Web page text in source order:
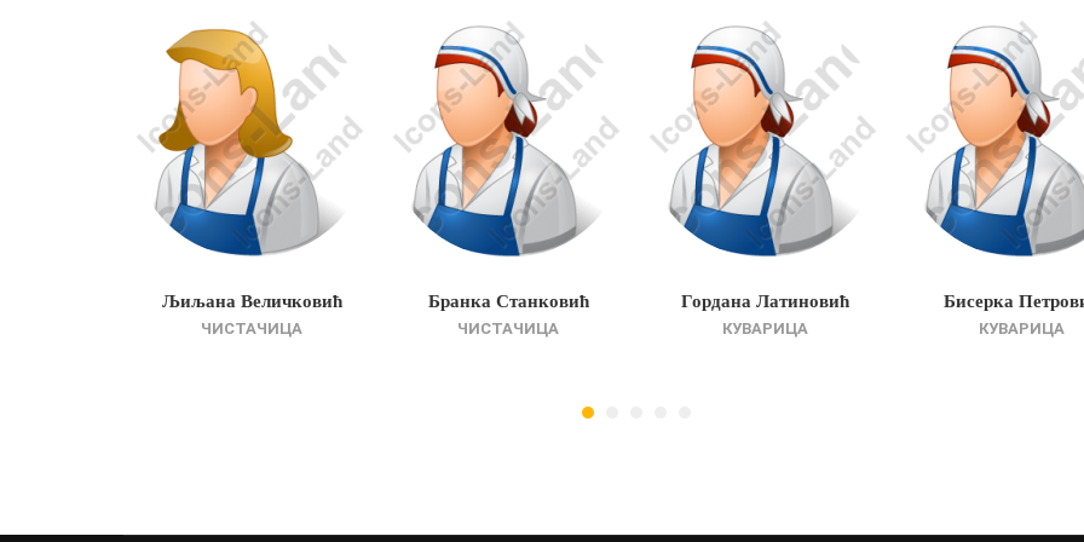
Љиљана Величковић
ЧИСТАЧИЦА
Бранка Станковић
ЧИСТАЧИЦА
Гордана Латиновић
КУВАРИЦА
Бисерка
КУВАРИЦА